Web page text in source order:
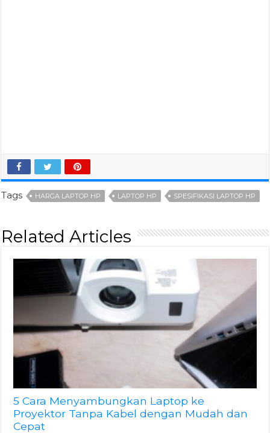
Tags HARGA LAPTOP HP LAPTOP HP SPESIFIKASI LAPTOP HP
Related Articles
5 Cara Menyambungkan Laptop ke
Proyektor Tanpa Kabel dengan Mudah dan
Cepat